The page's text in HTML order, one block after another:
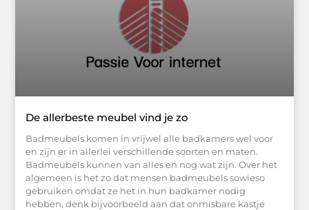
De allerbeste meubel vind je zo
Badmeubels komen in vrijwel alle badkamers wel voor
en zijn er in allerlei verschillende soorten en maten.
Badmeubels kunnen van alles en nog wat zijn. Over het
algemeen is het zo dat mensen badmeubels sowieso
gebruiken omdat ze het in hun badkamer nodig
hebben, denk bijvoorbeeld aan dat onmisbare kastje